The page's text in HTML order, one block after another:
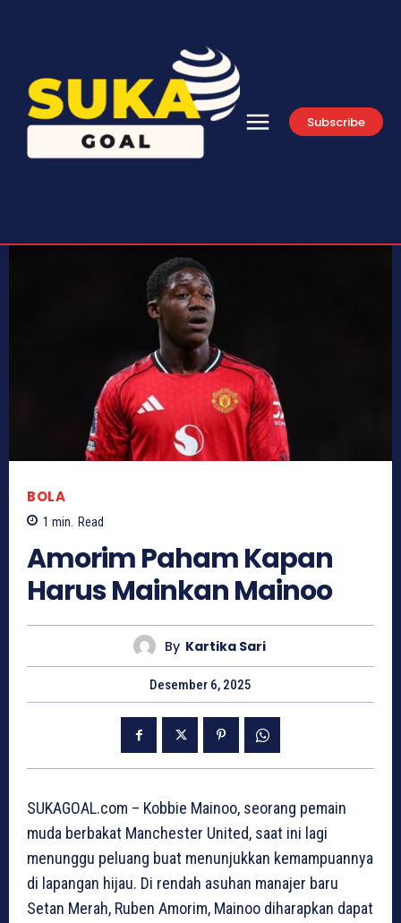
Subscribe
BOLA
1 min. Read
Amorim Paham Kapan
Harus Mainkan Mainoo
By Kartika Sari
Desember 6, 2025
SUKAGOAL.com – Kobbie Mainoo, seorang pemain
muda berbakat Manchester United, saat ini lagi
menunggu peluang buat menunjukkan kemampuannya
di lapangan hijau. Di rendah asuhan manajer baru
Setan Merah, Ruben Amorim, Mainoo diharapkan dapat